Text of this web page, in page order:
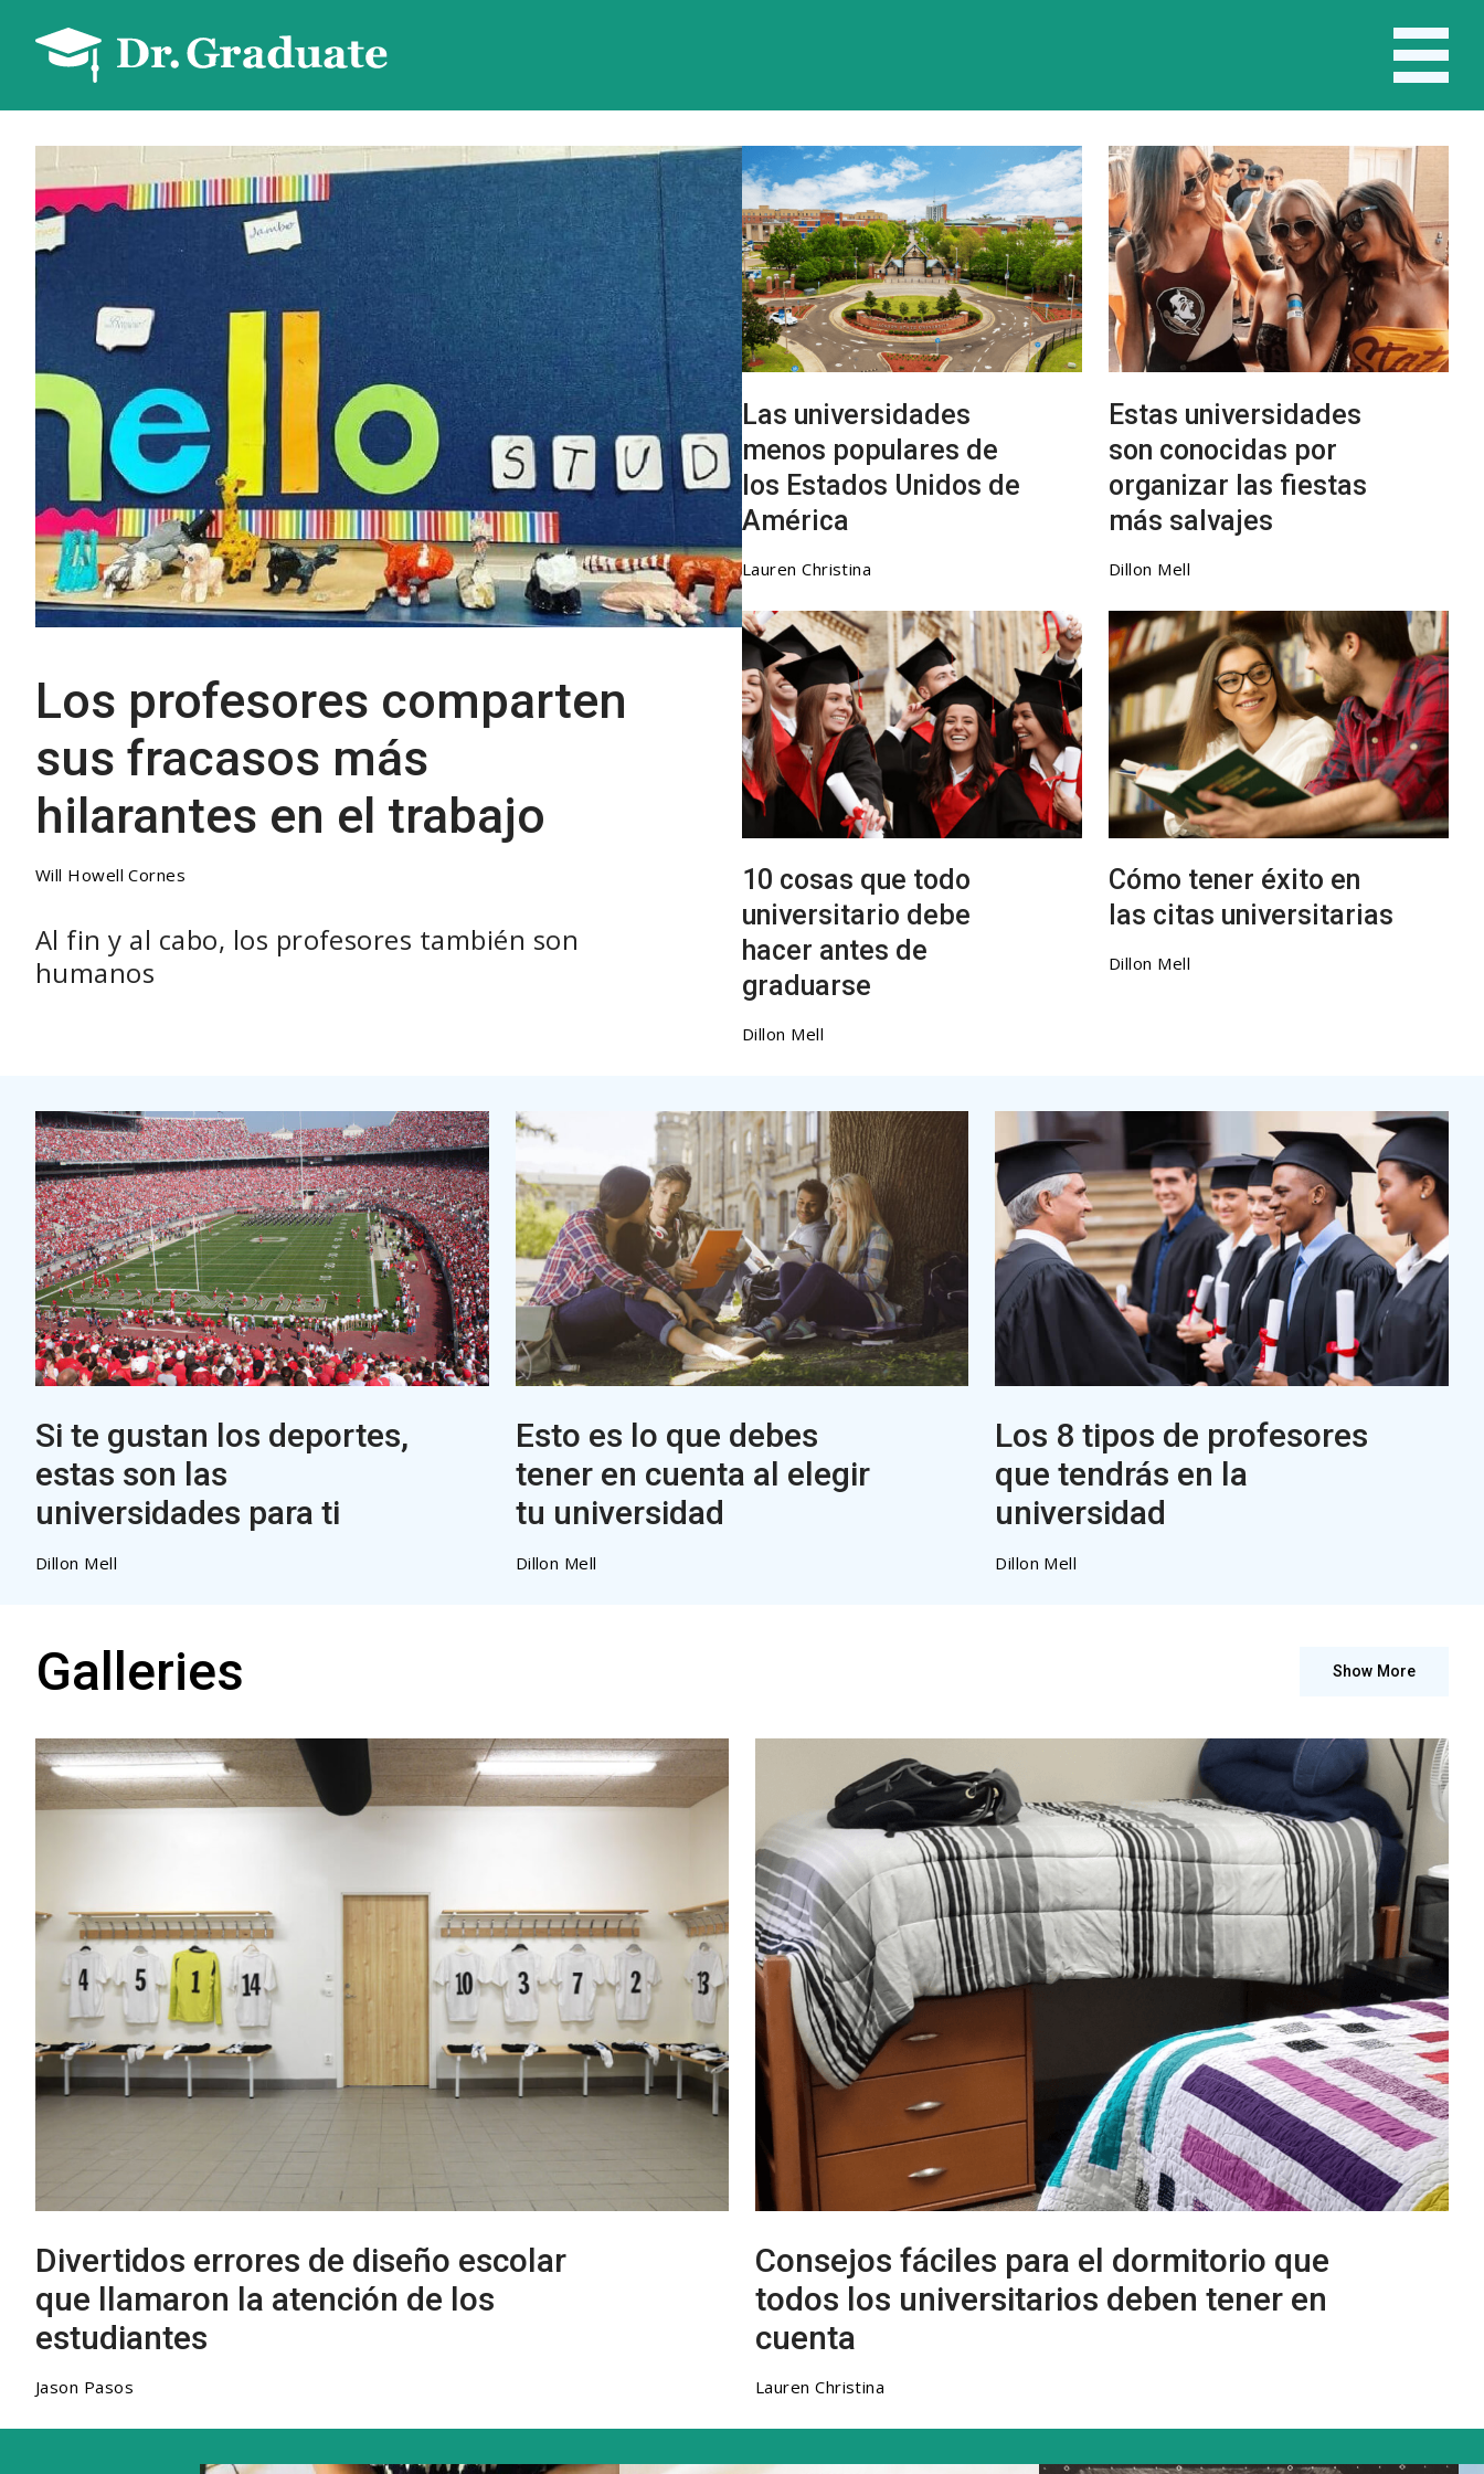
Los profesores comparten
sus fracasos más
hilarantes en el trabajo
Will Howell Cornes
Al fin y al cabo, los profesores también son
humanos
Las universidades
menos populares de
los Estados Unidos de
América
Lauren Christina
Estas universidades
son conocidas por
organizar las fiestas
más salvajes
Dillon Mell
10 cosas que todo
universitario debe
hacer antes de
graduarse
Dillon Mell
Cómo tener éxito en
las citas universitarias
Dillon Mell
Si te gustan los deportes,
estas son las
universidades para ti
Dillon Mell
Esto es lo que debes
tener en cuenta al elegir
tu universidad
Dillon Mell
Los 8 tipos de profesores
que tendrás en la
universidad
Dillon Mell
Galleries Show More
Divertidos errores de diseño escolar
que llamaron la atención de los
estudiantes
Jason Pasos
Consejos fáciles para el dormitorio que
todos los universitarios deben tener en
cuenta
Lauren Christina